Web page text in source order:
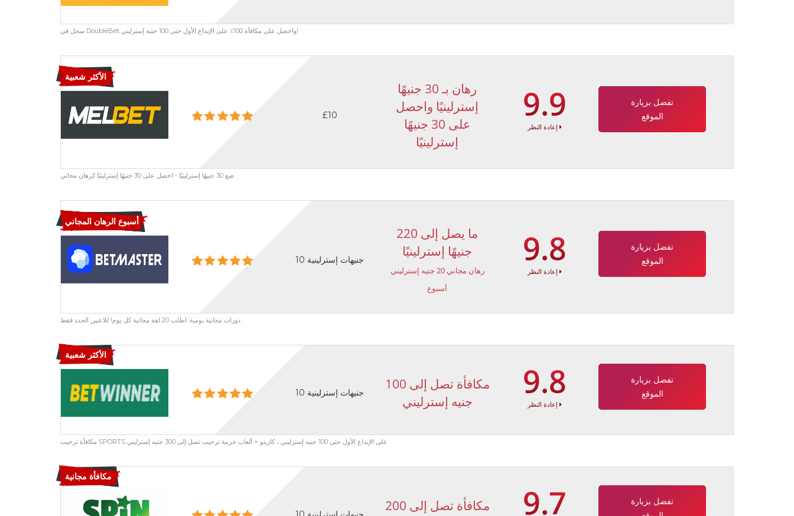
سجل في DoubleBet واحصل على مكافأة 100٪ على الإيداع الأول حتى 100 جنيه إسترليني!
الأكثر شعبية
£10
رهان بـ 30 جنيهًا
إسترلينيًا واحصل
على 30 جنيهًا
إسترلينيًا
9.9
إعادة النظر
تفضل بزيارة
الموقع
ضع 30 جنيهًا إسترلينيًا - احصل على 30 جنيهًا إسترلينيًا كرهان مجاني
أسبوع الرهان المجاني
10 جنيهات إسترلينية
ما يصل إلى 220
جنيهًا إسترلينيًا
رهان مجاني 20 جنيه إسترليني
أسبوع
9.8
إعادة النظر
تفضل بزيارة
الموقع
دورات مجانية يومية. اطلب 20 لفة مجانية كل يوم! للاعبين الجدد فقط.
الأكثر شعبية
10 جنيهات إسترلينية
مكافأة تصل إلى 100
جنيه إسترليني
9.8
إعادة النظر
تفضل بزيارة
الموقع
مكافأة ترحيب SPORTS على الإيداع الأول حتى 100 جنيه إسترليني ، كازينو + ألعاب حزمة ترحيب تصل إلى 300 جنيه إسترليني
مكافأة مجانية
مكافأة تصل إلى 200
9.7
تفضل بزيارة